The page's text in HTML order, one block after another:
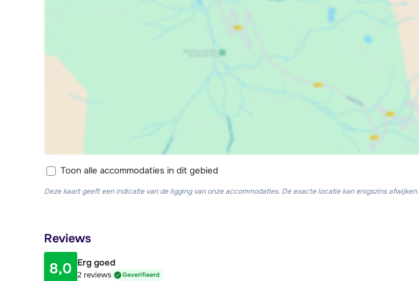
Toon alle accommodaties in dit gebied
Deze kaart geeft een indicatie van de ligging van onze accommodaties. De exacte locatie kan enigszins afwijken.
Reviews
8,0 Erg goed
2 reviews Geverifieerd